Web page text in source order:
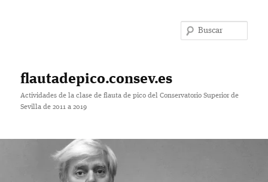
principal
flautadepico.consev.es
Actividades de la clase de flauta de pico del Conservatorio Superior de
Sevilla de 2011 a 2019